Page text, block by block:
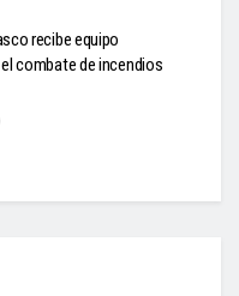
recibe equipo
combate de incendios